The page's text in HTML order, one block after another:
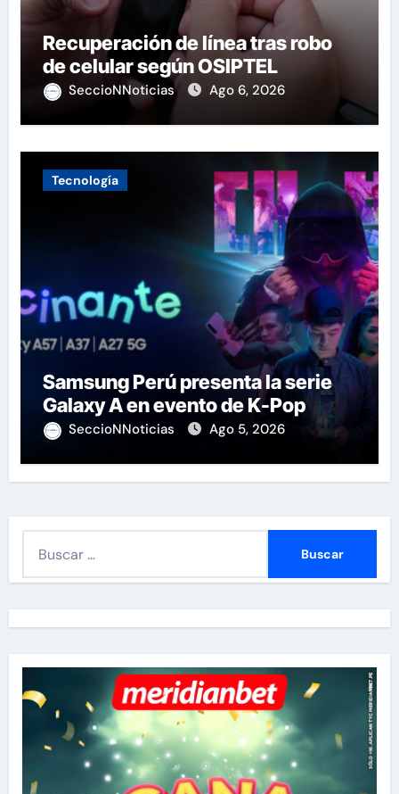
Recuperación de línea tras robo
de celular según OSIPTEL
SeccioNNoticias Ago 6, 2026
Tecnología
Samsung Perú presenta la serie
Galaxy A en evento de K-Pop
SeccioNNoticias Ago 5, 2026
r
: